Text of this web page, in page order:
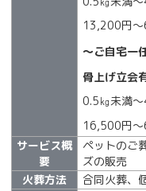
13,200円
～ご自宅一
骨上げ立会
0.5㎏未満
16,500円
サービス概
要
ペットのご
ズの販売
火葬方法
合同火葬、